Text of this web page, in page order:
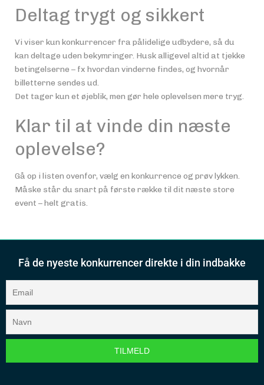
Deltag trygt og sikkert
Vi viser kun konkurrencer fra pålidelige udbydere, så du
kan deltage uden bekymringer. Husk alligevel altid at tjekke
betingelserne – fx hvordan vinderne findes, og hvornår
billetterne sendes ud.
Det tager kun et øjeblik, men gør hele oplevelsen mere tryg.
Klar til at vinde din næste
oplevelse?
Gå op i listen ovenfor, vælg en konkurrence og prøv lykken.
Måske står du snart på første række til dit næste store
event – helt gratis.
Få de nyeste konkurrencer direkte i din indbakke